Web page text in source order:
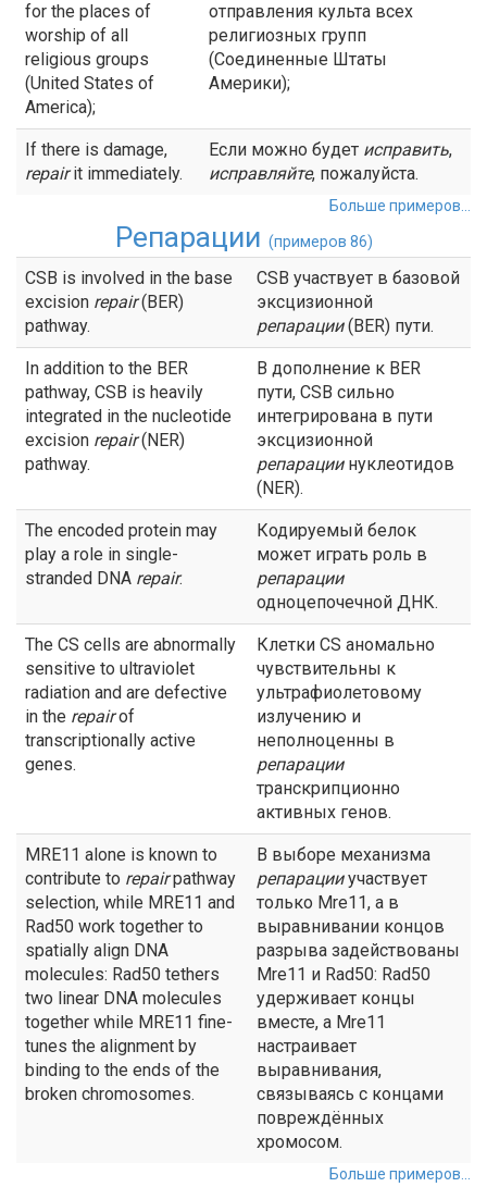
for the places of
worship of all
religious groups
(United States of
America);
отправления культа всех
религиозных групп
(Соединенные Штаты
Америки);
If there is damage,
repairit immediately.
Если можно будет исправить,
исправляйте, пожалуйста.
Больше примеров...
Репарации (примеров 86)
CSB is involved in the base
excision repair(BER)
pathway.
CSB участвует в базовой
эксцизионной
репарации(BER) пути.
In addition to the BER
pathway, CSB is heavily
integrated in the nucleotide
excision repair(NER)
pathway.
В дополнение к BER
пути, CSB сильно
интегрирована в пути
эксцизионной
репарациинуклеотидов
(NER).
The encoded protein may
play a role in single-
stranded DNA repair.
Кодируемый белок
может играть роль в
репарации
одноцепочечной ДНК.
The CS cells are abnormally
sensitive to ultraviolet
radiation and are defective
in the repairof
transcriptionally active
genes.
Клетки CS аномально
чувствительны к
ультрафиолетовому
излучению и
неполноценны в
репарации
транскрипционно
активных генов.
MRE11 alone is known to
contribute to repairpathway
selection, while MRE11 and
Rad50 work together to
spatially align DNA
molecules: Rad50 tethers
two linear DNA molecules
together while MRE11 fine-
tunes the alignment by
binding to the ends of the
broken chromosomes.
В выборе механизма
репарацииучаствует
только Mre11, а в
выравнивании концов
разрыва задействованы
Mre11 и Rad50: Rad50
удерживает концы
вместе, а Mre11
настраивает
выравнивания,
связываясь с концами
повреждённых
хромосом.
Больше примеров...